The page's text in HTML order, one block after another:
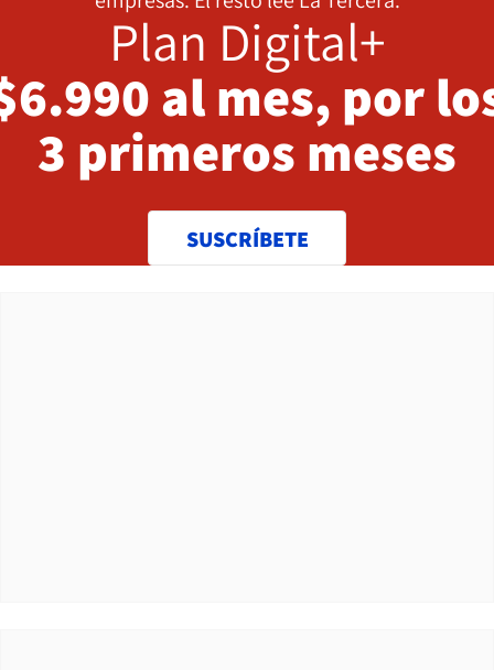
Plan Digital+
al mes, por
3 primeros meses
SUSCRÍBETE